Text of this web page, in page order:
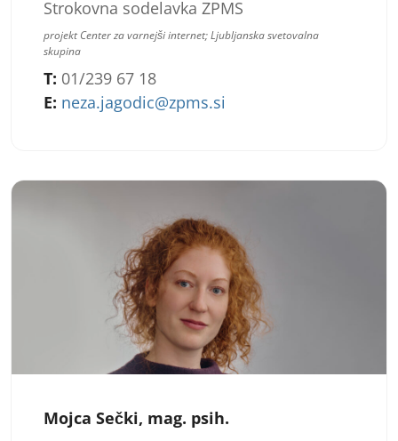
Strokovna sodelavka ZPMS
projekt Center za varnejši internet; Ljubljanska svetovalna
skupina
T: 01/239 67 18
E: neza.jagodic@zpms.si
Mojca Sečki, mag. psih.